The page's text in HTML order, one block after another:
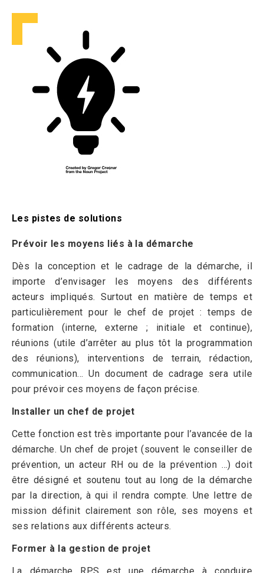
Les pistes de solutions
Prévoir les moyens liés à la démarche
Dès la conception et le cadrage de la démarche, il
importe d’envisager les moyens des différents
acteurs impliqués. Surtout en matière de temps et
particulièrement pour le chef de projet : temps de
formation (interne, externe ; initiale et continue),
réunions (utile d’arrêter au plus tôt la programmation
des réunions), interventions de terrain, rédaction,
communication… Un document de cadrage sera utile
pour prévoir ces moyens de façon précise.
Installer un chef de projet
Cette fonction est très importante pour l’avancée de la
démarche. Un chef de projet (souvent le conseiller de
prévention, un acteur RH ou de la prévention …) doit
être désigné et soutenu tout au long de la démarche
par la direction, à qui il rendra compte. Une lettre de
mission définit clairement son rôle, ses moyens et
ses relations aux différents acteurs.
Former à la gestion de projet